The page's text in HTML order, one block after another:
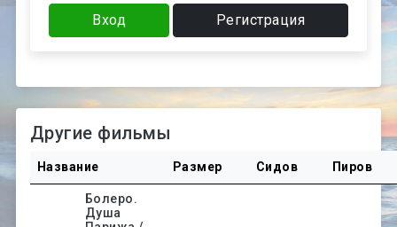
Вход Регистрация
Другие фильмы
Название Размер Сидов Пиров
Болеро.
Душа